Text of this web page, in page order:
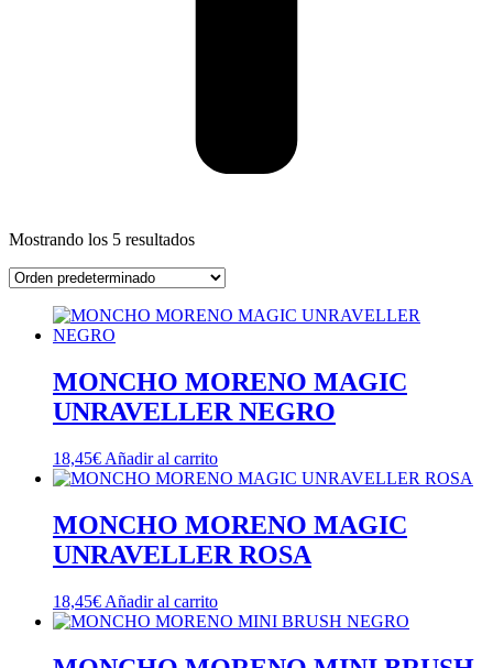
Mostrando los 5 resultados
MONCHO MORENO MAGIC
UNRAVELLER NEGRO
18,45€ Añadir al carrito
MONCHO MORENO MAGIC
UNRAVELLER ROSA
18,45€ Añadir al carrito